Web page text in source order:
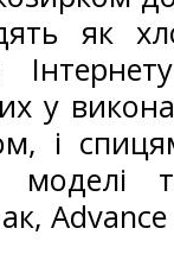
як
у
і